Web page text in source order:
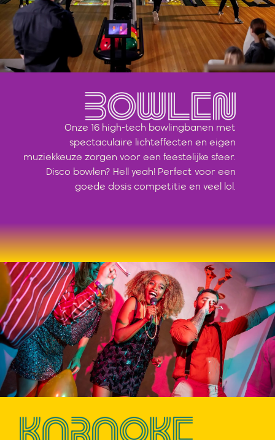
Onze 16 high-tech bowlingbanen met
spectaculaire lichteffecten en eigen
muziekkeuze zorgen voor een feestelijke sfeer.
Disco bowlen? Hell yeah! Perfect voor een
goede dosis competitie en veel lol.